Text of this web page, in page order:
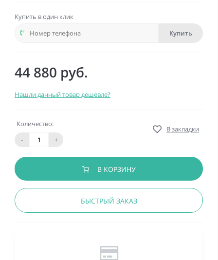
Купить в один клик
Купить
44 880 руб.
Нашли данный товар дешевле?
Количество:
-
+
В закладки
В КОРЗИНУ
БЫСТРЫЙ ЗАКАЗ